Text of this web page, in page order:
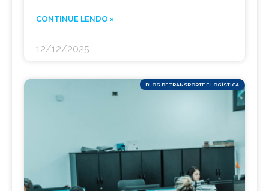
CONTINUE LENDO »
12/12/2025
BLOG DE TRANSPORTE E LOGÍSTICA